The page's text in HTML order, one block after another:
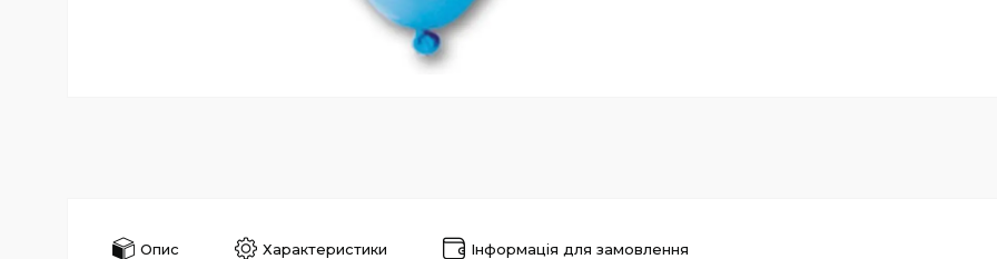
Опис Характеристики Інформація для замовлення